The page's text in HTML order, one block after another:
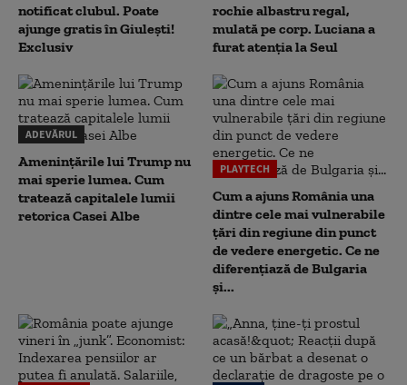
notificat clubul. Poate
ajunge gratis în Giulești!
Exclusiv
rochie albastru regal,
mulată pe corp. Luciana a
furat atenția la Seul
ADEVĂRUL
Amenințările lui Trump nu
mai sperie lumea. Cum
tratează capitalele lumii
retorica Casei Albe
PLAYTECH
Cum a ajuns România una
dintre cele mai vulnerabile
țări din regiune din punct
de vedere energetic. Ce ne
diferențiază de Bulgaria
și...